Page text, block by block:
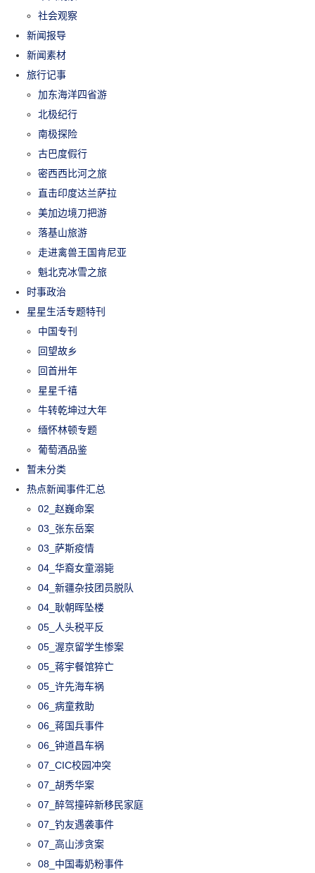
社会观察
新闻报导
新闻素材
旅行记事
加东海洋四省游
北极纪行
南极探险
古巴度假行
密西西比河之旅
直击印度达兰萨拉
美加边境刀把游
落基山旅游
走进禽兽王国肯尼亚
魁北克冰雪之旅
时事政治
星星生活专题特刊
中国专刊
回望故乡
回首卅年
星星千禧
牛转乾坤过大年
缅怀林顿专题
葡萄酒品鉴
暂未分类
热点新闻事件汇总
02_赵巍命案
03_张东岳案
03_萨斯疫情
04_华裔女童溺毙
04_新疆杂技团员脱队
04_耿朝晖坠楼
05_人头税平反
05_渥京留学生惨案
05_蒋宇餐馆猝亡
05_许先海车祸
06_病童救助
06_蒋国兵事件
06_钟道昌车祸
07_CIC校园冲突
07_胡秀华案
07_醉驾撞碎新移民家庭
07_钓友遇袭事件
07_高山涉贪案
08_中国毒奶粉事件